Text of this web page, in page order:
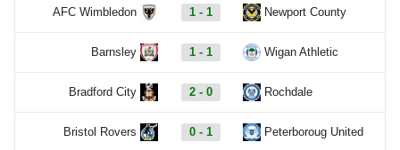
AFC Wimbledon 1 - 1 Newport County
Barnsley 1 - 1 Wigan Athletic
Bradford City 2 - 0 Rochdale
Bristol Rovers 0 - 1 Peterboroug United